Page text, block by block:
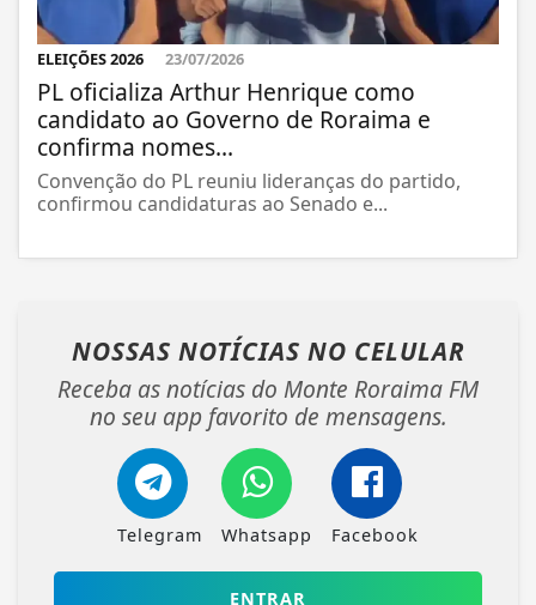
ELEIÇÕES 2026 23/07/2026
PL oficializa Arthur Henrique como
candidato ao Governo de Roraima e
confirma nomes...
Convenção do PL reuniu lideranças do partido,
confirmou candidaturas ao Senado e...
NOSSAS NOTÍCIAS NO CELULAR
Receba as notícias do Monte Roraima FM
no seu app favorito de mensagens.
Telegram Whatsapp Facebook
ENTRAR